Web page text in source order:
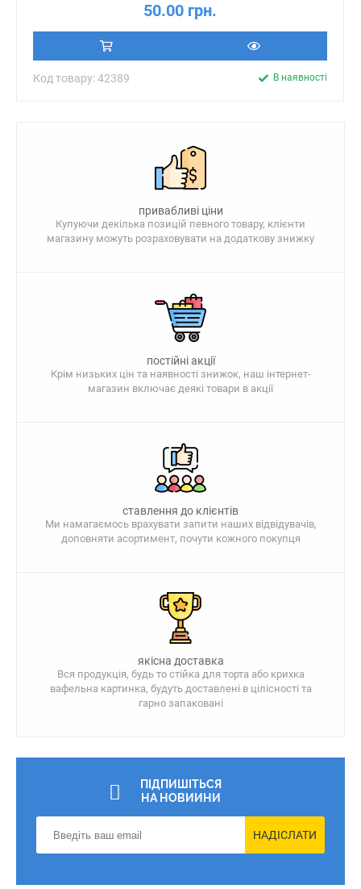
50.00 грн.
Код товару: 42389 В наявності
привабливі ціни
Купуючи декілька позицій певного товару, клієнти
магазину можуть розраховувати на додаткову знижку
постійні акції
Крім низьких цін та наявності знижок, наш інтернет-
магазин включає деякі товари в акції
ставлення до клієнтів
Ми намагаємось врахувати запити наших відвідувачів,
доповняти асортимент, почути кожного покупця
якісна доставка
Вся продукція, будь то стійка для торта або крихка
вафельна картинка, будуть доставлені в цілісності та
гарно запаковані
ПІДПИШІТЬСЯ
НА НОВИИНИ
НАДІСЛАТИ